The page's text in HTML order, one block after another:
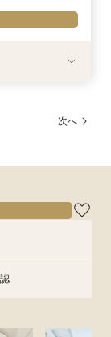
/ドレス/ご宿次へ